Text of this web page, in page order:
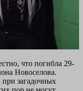
что погибла 29-
Новоселова.
загадочных